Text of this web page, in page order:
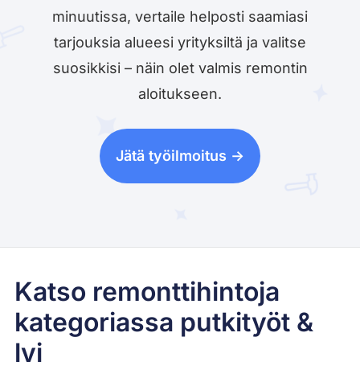
minuutissa, vertaile helposti saamiasi
tarjouksia alueesi yrityksiltä ja valitse
suosikkisi – näin olet valmis remontin
aloitukseen.
Jätä työilmoitus ->
Katso remonttihintoja
kategoriassa putkityöt &
lvi